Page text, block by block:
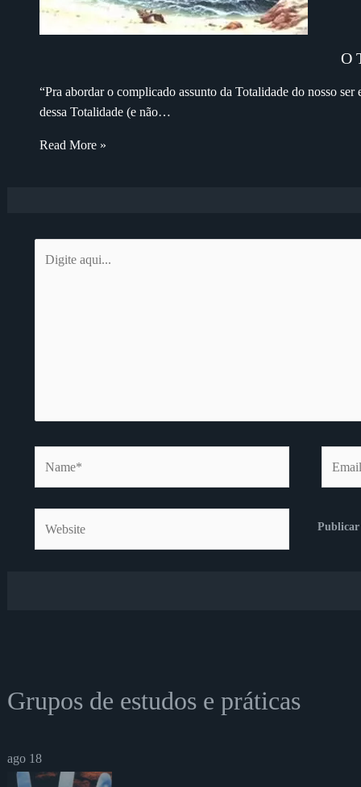
O
“Pra abordar o complicado assunto da Totalidade do nosso
dessa Totalidade (e não…
Read More »
aqui...
Grupos de estudos e práticas
ago 18